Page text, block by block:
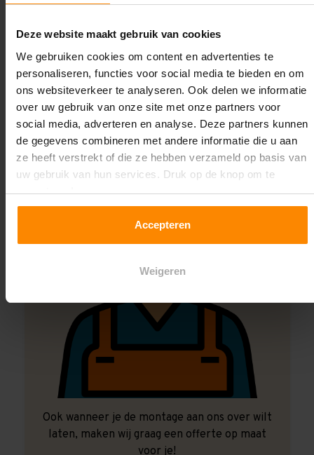
Deze website maakt gebruik van cookies
We gebruiken cookies om content en advertenties te
personaliseren, functies voor social media te bieden en om
ons websiteverkeer te analyseren. Ook delen we informatie
over uw gebruik van onze site met onze partners voor
social media, adverteren en analyse. Deze partners kunnen
de gegevens combineren met andere informatie die u aan
ze heeft verstrekt of die ze hebben verzameld op basis van
uw gebruik van hun services. Druk op de knop om te
accepteren!
Accepteren
Weigeren
Contact met specialist
Montage uitbesteden?
Laat ons het doen!
Ook wanneer je de montage aan ons over wilt
laten, maken wij graag een offerte op maat
voor je!